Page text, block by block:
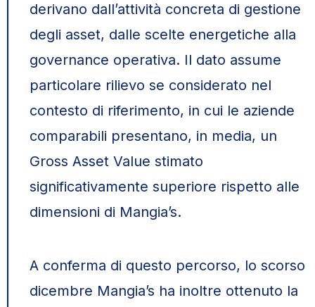
derivano dall’attività concreta di gestione
degli asset, dalle scelte energetiche alla
governance operativa. Il dato assume
particolare rilievo se considerato nel
contesto di riferimento, in cui le aziende
comparabili presentano, in media, un
Gross Asset Value stimato
significativamente superiore rispetto alle
dimensioni di Mangia’s.
A conferma di questo percorso, lo scorso
dicembre Mangia’s ha inoltre ottenuto la